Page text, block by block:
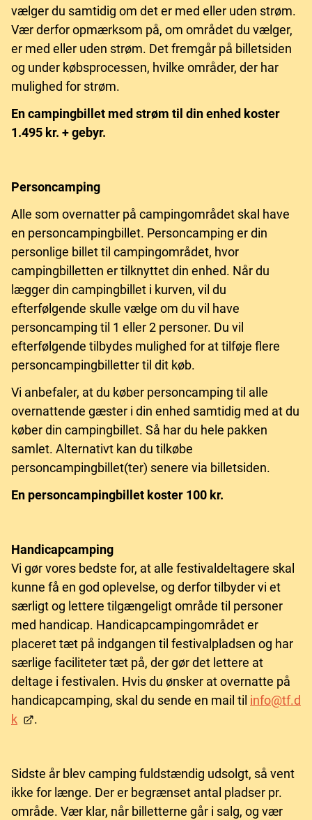
vælger du samtidig om det er med eller uden strøm.
Vær derfor opmærksom på, om området du vælger,
er med eller uden strøm. Det fremgår på billetsiden
og under købsprocessen, hvilke områder, der har
mulighed for strøm.
En campingbillet med strøm til din enhed koster
1.495 kr. + gebyr.
Personcamping
Alle som overnatter på campingområdet skal have
en personcampingbillet. Personcamping er din
personlige billet til campingområdet, hvor
campingbilletten er tilknyttet din enhed. Når du
lægger din campingbillet i kurven, vil du
efterfølgende skulle vælge om du vil have
personcamping til 1 eller 2 personer. Du vil
efterfølgende tilbydes mulighed for at tilføje flere
personcampingbilletter til dit køb.
Vi anbefaler, at du køber personcamping til alle
overnattende gæster i din enhed samtidig med at du
køber din campingbillet. Så har du hele pakken
samlet. Alternativt kan du tilkøbe
personcampingbillet(ter) senere via billetsiden.
En personcampingbillet koster 100 kr.
Handicapcamping
Vi gør vores bedste for, at alle festivaldeltagere skal
kunne få en god oplevelse, og derfor tilbyder vi et
særligt og lettere tilgængeligt område til personer
med handicap. Handicapcampingområdet er
placeret tæt på indgangen til festivalpladsen og har
særlige faciliteter tæt på, der gør det lettere at
deltage i festivalen. Hvis du ønsker at overnatte på
handicapcamping, skal du sende en mail til info@tf.d
k
.
Sidste år blev camping fuldstændig udsolgt, så vent
ikke for længe. Der er begrænset antal pladser pr.
område. Vær klar, når billetterne går i salg, og vær